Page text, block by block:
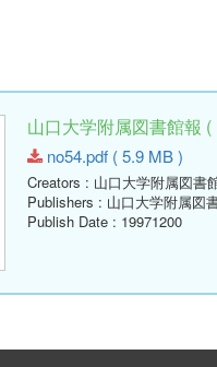
山口大学附属図書館報
no54.pdf ( 5.9 MB )
Creators : 山口大学附属図書
Publishers : 山口大学附属図
Publish Date : 19971200